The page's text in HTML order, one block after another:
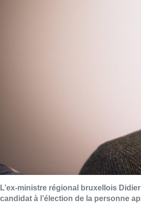
L’ex-ministre régional bruxellois
candidat à l’élection de la personne